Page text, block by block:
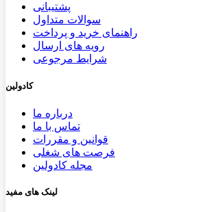
پشتیب​​انی
سوالات متداول
راهنمای خرید و پرداخت
رویه های ارسال
شرایط مرجوعی
کادولین
درباره ما
تماس با ما
قوانین و مقررات
فرصت های شغلی
مجله کادولین
لینک های مفید